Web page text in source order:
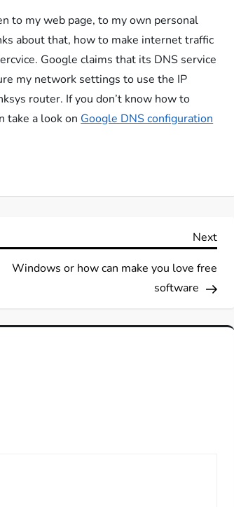
to my web page, to my own personal
about that, how to make internet traffic
Google claims that its DNS service
my network settings to use the IP
router. If you don’t know how to
take a look on Google DNS configuration
Next
Next
Windows or how can make you love free
software